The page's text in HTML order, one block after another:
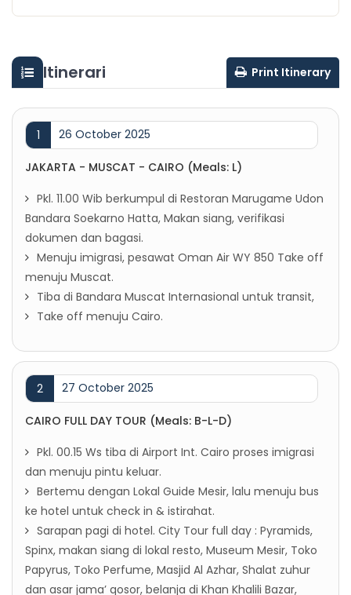
Itinerari Print Itinerary
1 26 October 2025
JAKARTA - MUSCAT - CAIRO (Meals: L)
Pkl. 11.00 Wib berkumpul di Restoran Marugame Udon
Bandara Soekarno Hatta, Makan siang, verifikasi
dokumen dan bagasi.
Menuju imigrasi, pesawat Oman Air WY 850 Take off
menuju Muscat.
Tiba di Bandara Muscat Internasional untuk transit,
Take off menuju Cairo.
2 27 October 2025
CAIRO FULL DAY TOUR (Meals: B-L-D)
Pkl. 00.15 Ws tiba di Airport Int. Cairo proses imigrasi
dan menuju pintu keluar.
Bertemu dengan Lokal Guide Mesir, lalu menuju bus
ke hotel untuk check in & istirahat.
Sarapan pagi di hotel. City Tour full day : Pyramids,
Spinx, makan siang di lokal resto, Museum Mesir, Toko
Papyrus, Toko Perfume, Masjid Al Azhar, Shalat zuhur
dan asar jama’ qosor, belanja di Khan Khalili Bazar,